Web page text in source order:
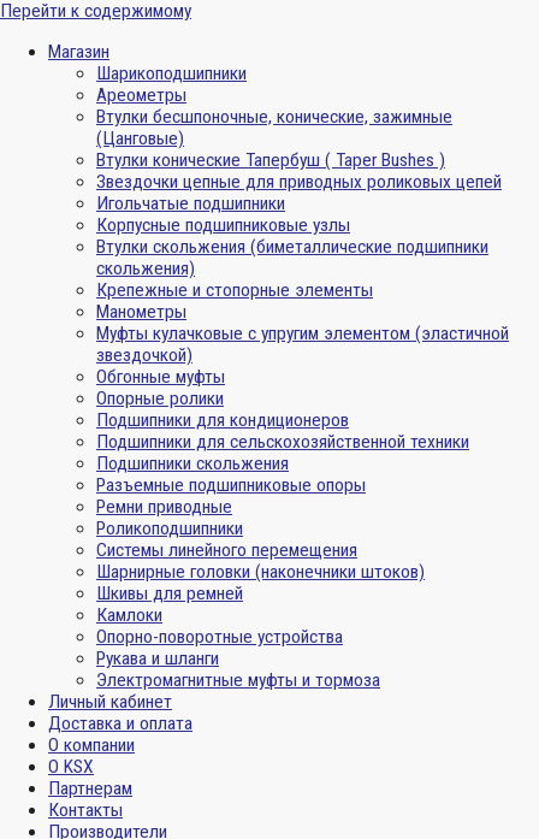
Перейти к содержимому
Магазин
Шарикоподшипники
Ареометры
Втулки бесшпоночные, конические, зажимные
(Цанговые)
Втулки конические Тапербуш ( Taper Bushes )
Звездочки цепные для приводных роликовых цепей
Игольчатые подшипники
Корпусные подшипниковые узлы
Втулки скольжения (биметаллические подшипники
скольжения)
Крепежные и стопорные элементы
Манометры
Муфты кулачковые с упругим элементом (эластичной
звездочкой)
Обгонные муфты
Опорные ролики
Подшипники для кондиционеров
Подшипники для сельскохозяйственной техники
Подшипники скольжения
Разъемные подшипниковые опоры
Ремни приводные
Роликоподшипники
Системы линейного перемещения
Шарнирные головки (наконечники штоков)
Шкивы для ремней
Камлоки
Опорно-поворотные устройства
Рукава и шланги
Электромагнитные муфты и тормоза
Личный кабинет
Доставка и оплата
О компании
О KSX
Партнерам
Контакты
Производители